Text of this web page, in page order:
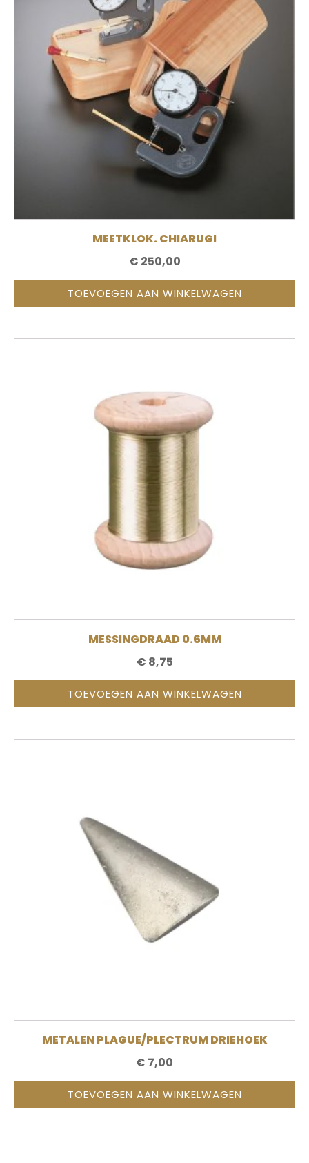
MEETKLOK. CHIARUGI
€ 250,00
TOEVOEGEN AAN WINKELWAGEN
MESSINGDRAAD 0.6MM
€ 8,75
TOEVOEGEN AAN WINKELWAGEN
METALEN PLAGUE/PLECTRUM DRIEHOEK
€ 7,00
TOEVOEGEN AAN WINKELWAGEN